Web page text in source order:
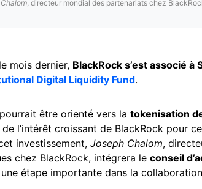
, directeur mondial des partenariats chez
mois dernier, BlackRock s’est associé à
Digital Liquidity Fund.
être orienté vers la tokenisation
l’intérêt croissant de BlackRock pour
investissement, Joseph Chalom,
chez BlackRock, intégrera le conseil
étape importante dans la